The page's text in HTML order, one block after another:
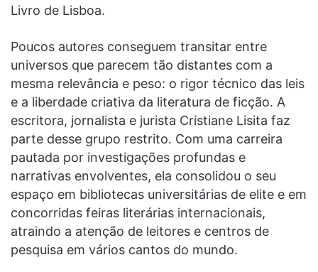
Livro de Lisboa.
Poucos autores conseguem transitar entre
universos que parecem tão distantes com a
mesma relevância e peso: o rigor técnico das leis
e a liberdade criativa da literatura de ficção. A
escritora, jornalista e jurista Cristiane Lisita faz
parte desse grupo restrito. Com uma carreira
pautada por investigações profundas e
narrativas envolventes, ela consolidou o seu
espaço em bibliotecas universitárias de elite e em
concorridas feiras literárias internacionais,
atraindo a atenção de leitores e centros de
pesquisa em vários cantos do mundo.